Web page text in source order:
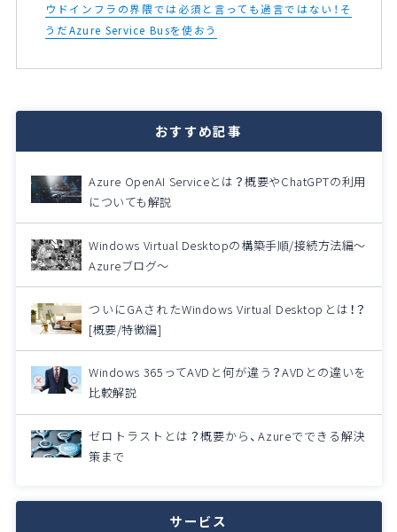
ウドインフラの界隈では必須と言っても過言ではない！そ
うだAzure Service Busを使おう
おすすめ記事
Azure OpenAI Serviceとは？概要やChatGPTの利用
についても解説
Windows Virtual Desktopの構築手順/接続方法編～
Azureブログ～
ついにGAされたWindows Virtual Desktopとは！？
[概要/特徴編]
Windows 365ってAVDと何が違う？AVDとの違いを
比較解説
ゼロトラストとは？概要から、Azureでできる解決
策まで
サービス